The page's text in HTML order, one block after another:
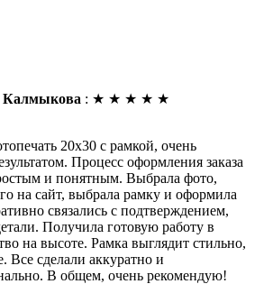
Калмыкова : ★ ★ ★ ★ ★
20х30 с рамкой, очень
Процесс оформления заказа
и понятным. Выбрала фото,
на сайт, выбрала рамку и оформила
связались с подтверждением,
Получила готовую работу в
на высоте. Рамка выглядит стильно,
Все сделали аккуратно и
В общем, очень рекомендую!